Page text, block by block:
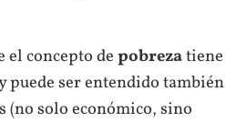
el concepto depobrezatiene
puede ser entendido también
(no solo económico, sino